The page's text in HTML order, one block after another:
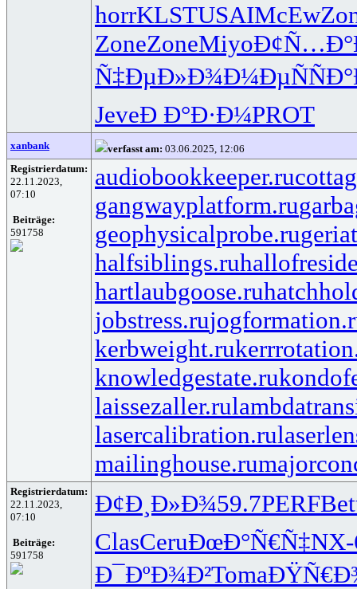
horrKLSTUSAIMcEw
ZoneZoneMiyo
Ñ‡ÐµÐ»Ð¾Ð¼ÐµÑÑ
JeveÐ Ð°Ð·Ð¼PROT
xanbank verfasst am: 03.06.2025, 12:06
Registrierdatum:
22.11.2023,
07:10
Beiträge:
591758
audiobookkeeper.ru
gangwayplatform.ru
geophysicalprobe.ru
halfsiblings.ru
hartlaubgoose.ru
jobstress.ru
kerbweight.ru
knowledgestate.ru
laissezaller.ru
lasercalibration.ru
mailinghouse.ru
Registrierdatum:
22.11.2023,
07:10
Beiträge:
591758
Ð¢Ð¸Ð»Ð¾59.7PERF
ClasCeruÐœÐ°Ñ€Ñ‡
Ð¯ÐºÐ¾Ð²Toma